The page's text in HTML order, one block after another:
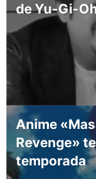
de Yu-Gi-
Anime
Revenge»
temporada